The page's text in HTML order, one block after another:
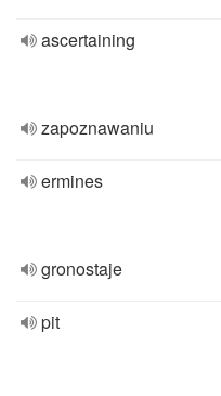
ascertaining
zapoznawaniu
ermines
gronostaje
pit